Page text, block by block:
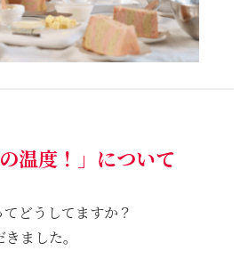
温度！」について
どうしてますか？
ました。